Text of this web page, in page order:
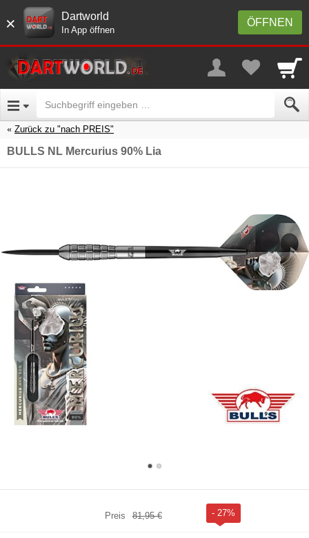
× ÖFFNEN
Dartworld
In App öffnen
Zurück zu "nach PREIS"
BULLS NL Mercurius 90% Lia
Preis 81,95 € - 27%